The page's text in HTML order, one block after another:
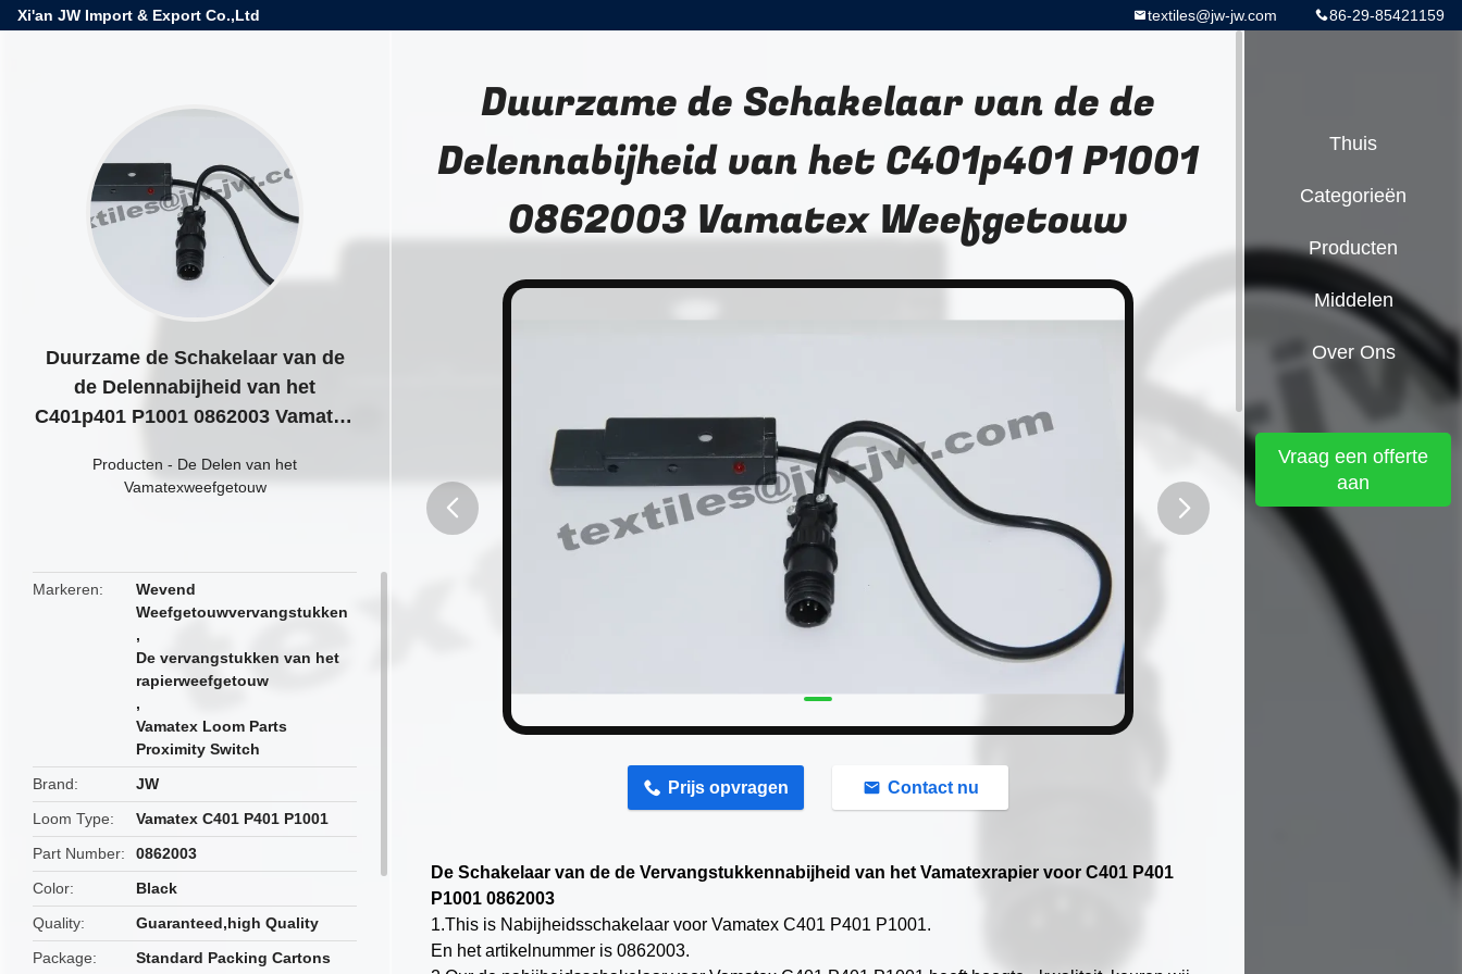
Xi'an JW Import & Export Co.,Ltd 86-29-85421159
textiles@jw-jw.com
Duurzame de Schakelaar van de
de Delennabijheid van het
C401p401 P1001 0862003 Vamatex
Producten - De Delen van het
Vamatexweefgetouw
Markeren
Wevend
Weefgetouwvervangstukken
,
De vervangstukken van het
rapierweefgetouw
,
Vamatex Loom Parts
Proximity Switch
Brand
JW
Loom Type
Vamatex C401 P401 P1001
Part Number
0862003
Color
Black
Quality
Guaranteed,high Quality
Package
Standard Packing Cartons
Duurzame de Schakelaar van de de
Delennabijheid van het C401p401 P1001
0862003 Vamatex Weefgetouw
Prijs opvragen Contact nu
De Schakelaar van de de Vervangstukkennabijheid van het Vamatexrapier voor C401 P401
P1001 0862003
1.This is Nabijheidsschakelaar voor Vamatex C401 P401 P1001.
En het artikelnummer is 0862003.
Thuis
Categorieën
Producten
Middelen
Over Ons
Vraag een offerte
aan